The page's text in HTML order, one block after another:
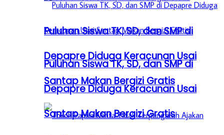
Puluhan Siswa TK, SD, dan SMP di
Depapre Diduga Keracunan Usai
Santap Makan Bergizi Gratis
Puluhan Siswa TK, SD, dan SMP di
Depapre Diduga Keracunan Usai
Santap Makan Bergizi Gratis